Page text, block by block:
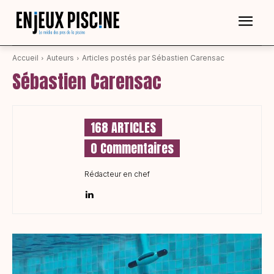
Accueil Auteurs Articles postés par Sébastien Carensac
Sébastien Carensac
168 ARTICLES
0 Commentaires
Rédacteur en chef